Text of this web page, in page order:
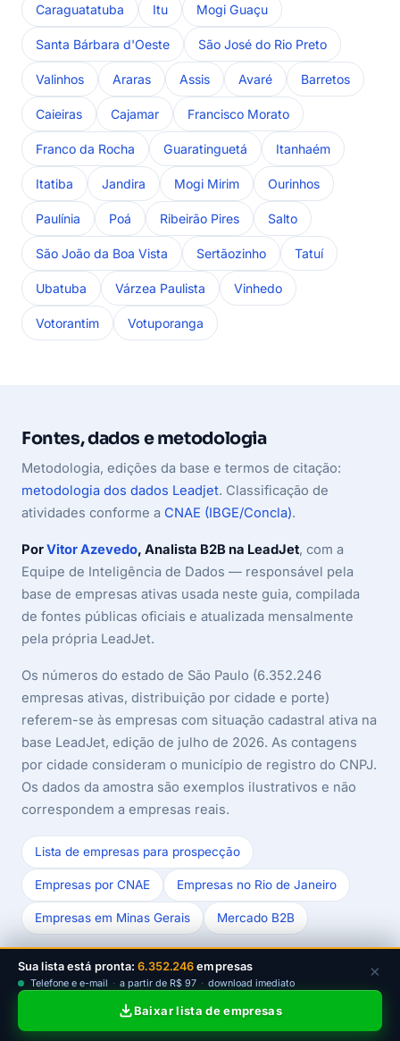
Caraguatatuba Itu Mogi Guaçu
Santa Bárbara d'Oeste São José do Rio Preto
Valinhos Araras Assis Avaré Barretos
Caieiras Cajamar Francisco Morato
Franco da Rocha Guaratinguetá Itanhaém
Itatiba Jandira Mogi Mirim Ourinhos
Paulínia Poá Ribeirão Pires Salto
São João da Boa Vista Sertãozinho Tatuí
Ubatuba Várzea Paulista Vinhedo
Votorantim Votuporanga
Fontes, dados e metodologia
Metodologia, edições da base e termos de citação:
metodologia dos dados Leadjet. Classificação de
atividades conforme a CNAE (IBGE/Concla).
PorVitor Azevedo, Analista B2B na LeadJet, com a
Equipe de Inteligência de Dados — responsável pela
base de empresas ativas usada neste guia, compilada
de fontes públicas oficiais e atualizada mensalmente
pela própria LeadJet.
Os números do estado de São Paulo (6.352.246
empresas ativas, distribuição por cidade e porte)
referem-se às empresas com situação cadastral ativa na
base LeadJet, edição de julho de 2026. As contagens
por cidade consideram o município de registro do CNPJ.
Os dados da amostra são exemplos ilustrativos e não
correspondem a empresas reais.
Lista de empresas para prospecção
Empresas por CNAE Empresas no Rio de Janeiro
Empresas em Minas Gerais Mercado B2B
Sua lista está pronta:6.352.246 empresas
Telefone e e-mail · a partir de R$ 97 · download imediato
Baixar lista de empresas
×